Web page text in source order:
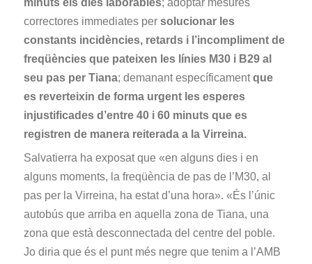
minuts els dies laborables; adoptar mesures
correctores immediates persolucionar les
constants incidències, retards i l’incompliment de
freqüències que pateixen les línies M30 i B29 al
seu pas per Tiana; demanant específicamentque
es reverteixin de forma urgent les esperes
injustificades d’entre 40 i 60 minuts que es
registren de manera reiterada a la Virreina.
Salvatierra ha exposat que «en alguns dies i en
alguns moments, la freqüència de pas de l’M30, al
pas per la Virreina, ha estat d’una hora». «És l’únic
autobús que arriba en aquella zona de Tiana, una
zona que està desconnectada del centre del poble.
Jo diria que és el punt més negre que tenim a l’AMB